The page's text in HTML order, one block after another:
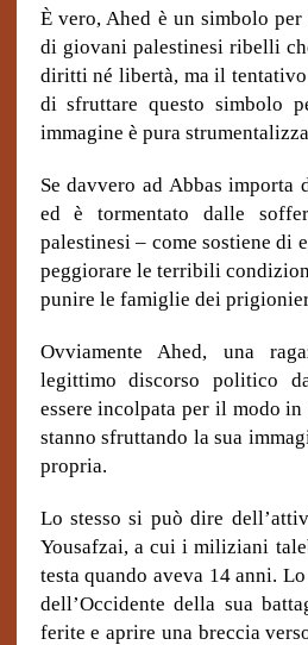
È vero, Ahed è un simbolo
di giovani palestinesi ribelli
diritti né libertà, ma il
di sfruttare questo simbolo
immagine è pura
Se davvero ad Abbas importa
ed è tormentato dalle
palestinesi – come sostiene di
peggiorare le terribili
punire le famiglie dei
Ovviamente Ahed, una
legittimo discorso politico
essere incolpata per il modo
stanno sfruttando la sua
propria.
Lo stesso si può dire
Yousafzai, a cui i miliziani
testa quando aveva 14 anni.
dell’Occidente della sua
ferite e aprire una breccia